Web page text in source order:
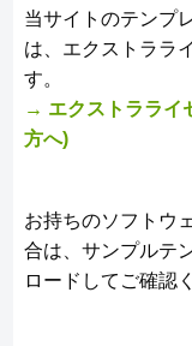
当サイトのテンプ
は、エクストララ
す。
→ エクストラライ
方へ)
お持ちのソフトウ
合は、サンプルテ
ロードしてご確認